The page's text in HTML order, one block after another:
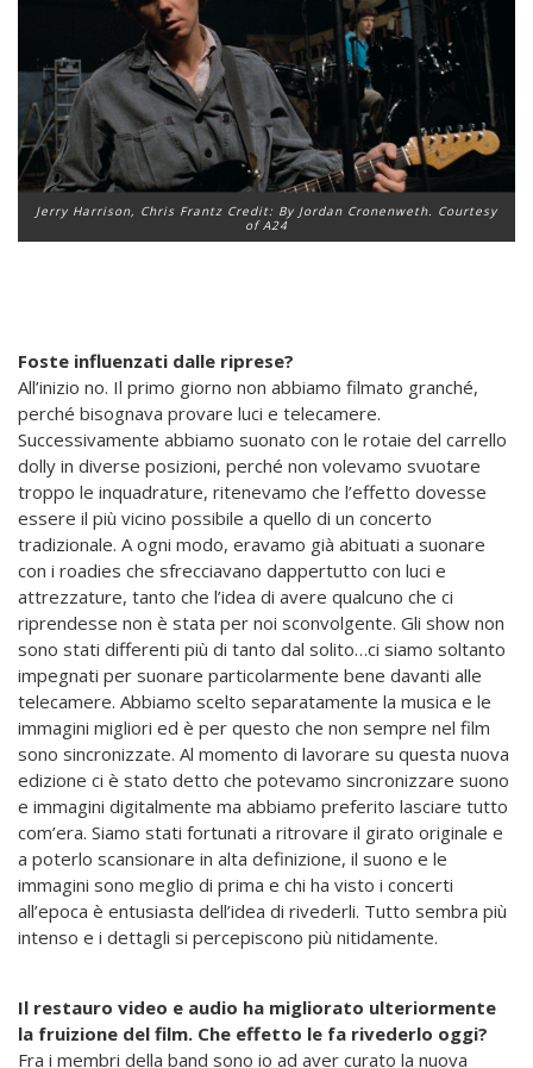
Jerry Harrison, Chris Frantz Credit: By Jordan Cronenweth. Courtesy
of A24
Foste influenzati dalle riprese?
All’inizio no. Il primo giorno non abbiamo filmato granché,
perché bisognava provare luci e telecamere.
Successivamente abbiamo suonato con le rotaie del carrello
dolly in diverse posizioni, perché non volevamo svuotare
troppo le inquadrature, ritenevamo che l’effetto dovesse
essere il più vicino possibile a quello di un concerto
tradizionale. A ogni modo, eravamo già abituati a suonare
con i roadies che sfrecciavano dappertutto con luci e
attrezzature, tanto che l’idea di avere qualcuno che ci
riprendesse non è stata per noi sconvolgente. Gli show non
sono stati differenti più di tanto dal solito…ci siamo soltanto
impegnati per suonare particolarmente bene davanti alle
telecamere. Abbiamo scelto separatamente la musica e le
immagini migliori ed è per questo che non sempre nel film
sono sincronizzate. Al momento di lavorare su questa nuova
edizione ci è stato detto che potevamo sincronizzare suono
e immagini digitalmente ma abbiamo preferito lasciare tutto
com’era. Siamo stati fortunati a ritrovare il girato originale e
a poterlo scansionare in alta definizione, il suono e le
immagini sono meglio di prima e chi ha visto i concerti
all’epoca è entusiasta dell’idea di rivederli. Tutto sembra più
intenso e i dettagli si percepiscono più nitidamente.
Il restauro video e audio ha migliorato ulteriormente
la fruizione del film. Che effetto le fa rivederlo oggi?
Fra i membri della band sono io ad aver curato la nuova